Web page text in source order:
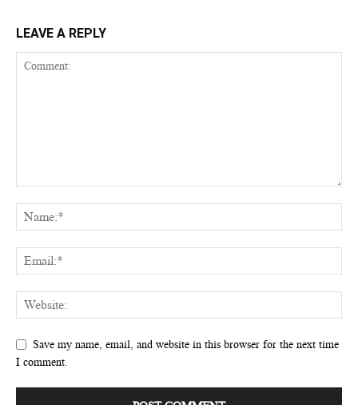
LEAVE A REPLY
Save my name, email, and website in this browser for the next time
I comment.